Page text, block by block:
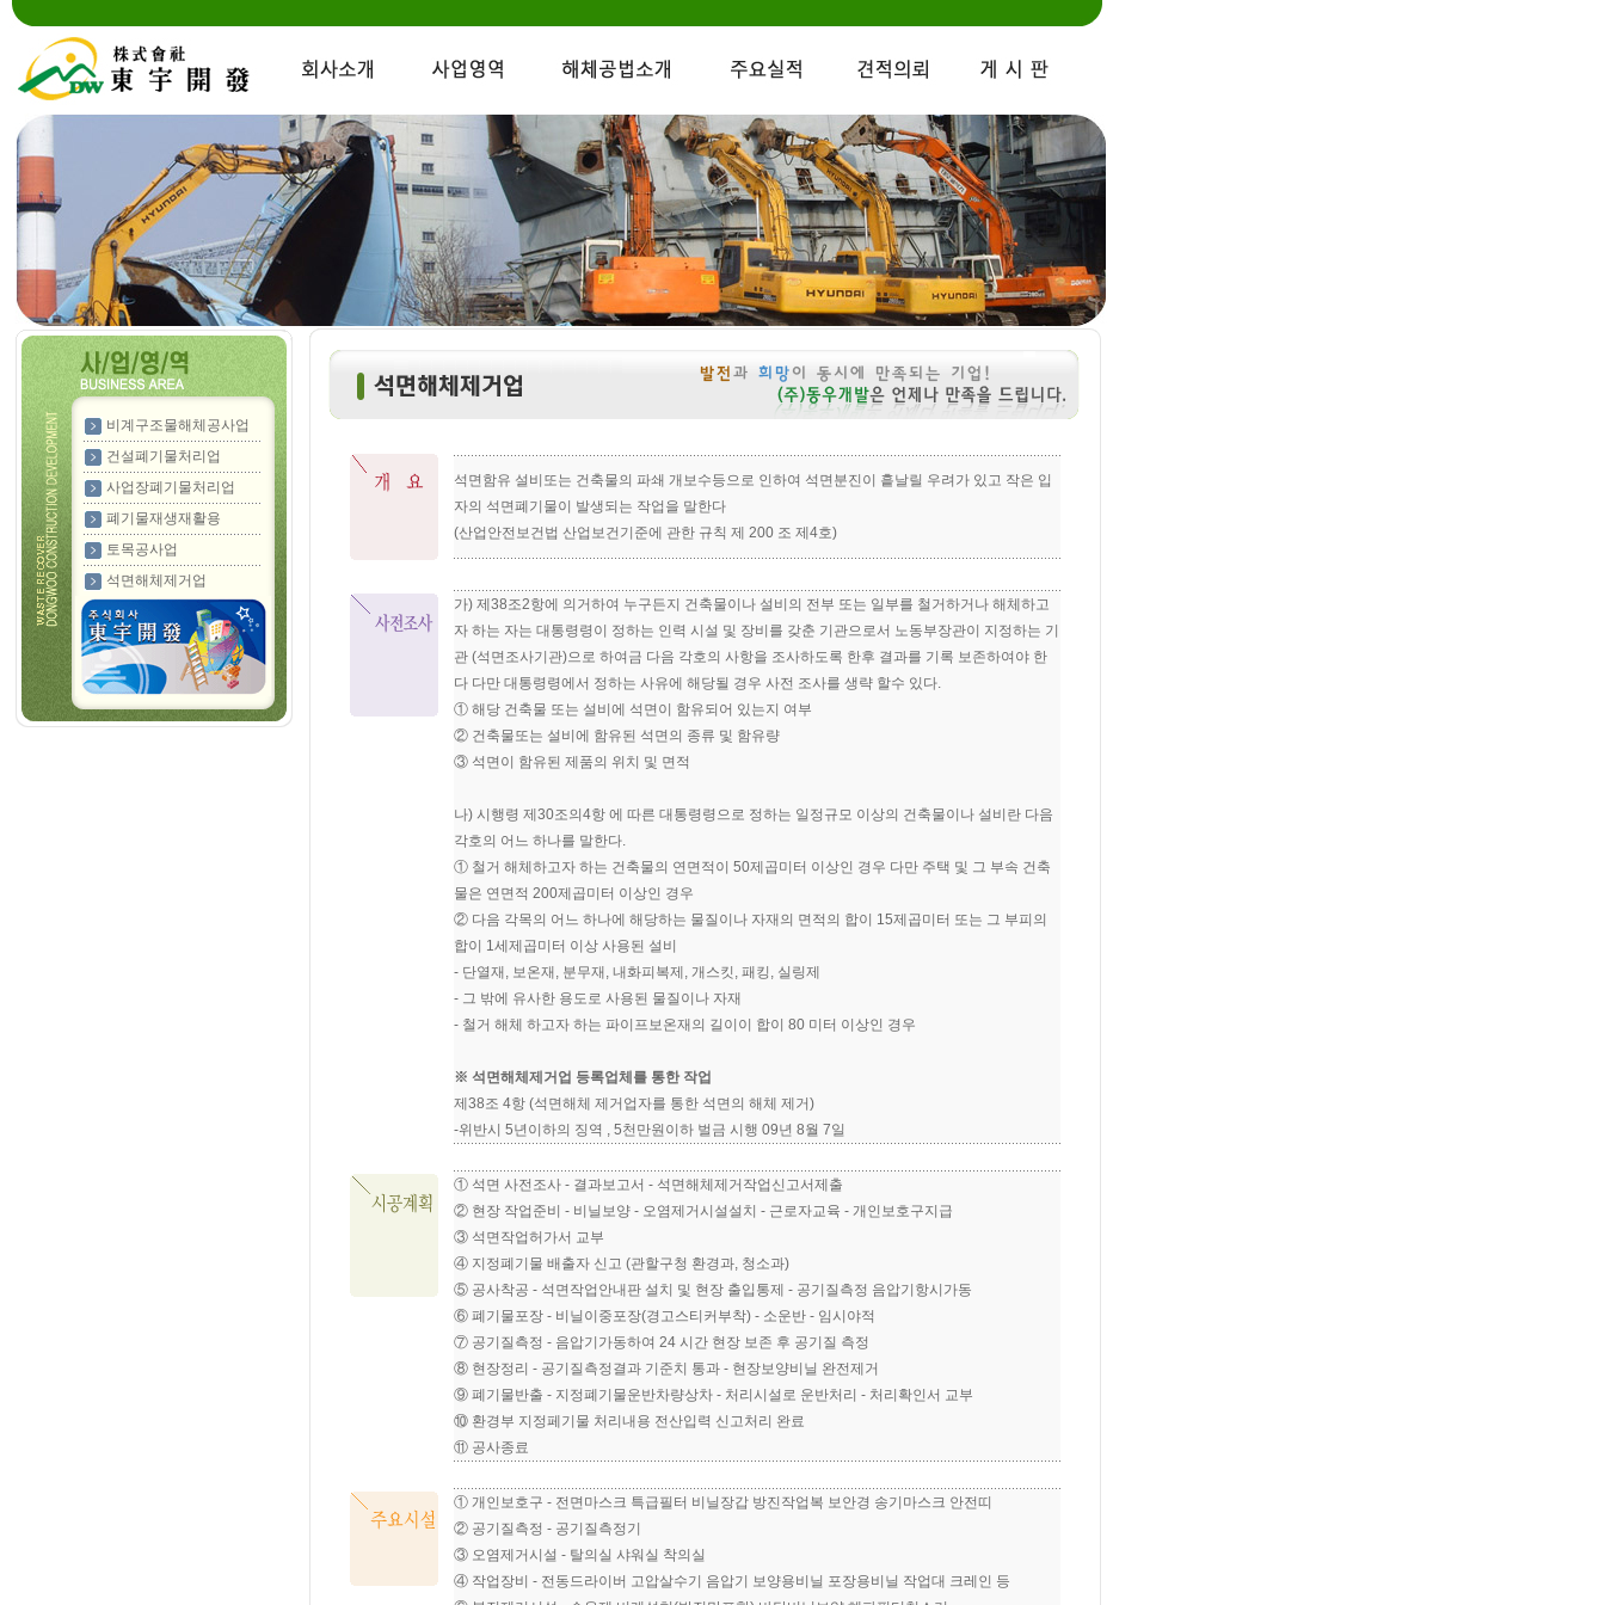
비계구조물해체공사업
건설폐기물처리업
사업장폐기물처리업
폐기물재생재활용
토목공사업
석면해체제거업
석면함유 설비또는 건축물의 파쇄 개보수등으로 인하여 석면분진이 흩날릴 우려가 있고 작은 입
자의 석면폐기물이 발생되는 작업을 말한다
(산업안전보건법 산업보건기준에 관한 규칙 제 200 조 제4호)
가) 제38조2항에 의거하여 누구든지 건축물이나 설비의 전부 또는 일부를 철거하거나 해체하고
자 하는 자는 대통령령이 정하는 인력 시설 및 장비를 갖춘 기관으로서 노동부장관이 지정하는 기
관 (석면조사기관)으로 하여금 다음 각호의 사항을 조사하도록 한후 결과를 기록 보존하여야 한
다 다만 대통령령에서 정하는 사유에 해당될 경우 사전 조사를 생략 할수 있다.
① 해당 건축물 또는 설비에 석면이 함유되어 있는지 여부
② 건축물또는 설비에 함유된 석면의 종류 및 함유량
③ 석면이 함유된 제품의 위치 및 면적
나) 시행령 제30조의4항 에 따른 대통령령으로 정하는 일정규모 이상의 건축물이나 설비란 다음
각호의 어느 하나를 말한다.
① 철거 해체하고자 하는 건축물의 연면적이 50제곱미터 이상인 경우 다만 주택 및 그 부속 건축
물은 연면적 200제곱미터 이상인 경우
② 다음 각목의 어느 하나에 해당하는 물질이나 자재의 면적의 합이 15제곱미터 또는 그 부피의
합이 1세제곱미터 이상 사용된 설비
- 단열재, 보온재, 분무재, 내화피복제, 개스킷, 패킹, 실링제
- 그 밖에 유사한 용도로 사용된 물질이나 자재
- 철거 해체 하고자 하는 파이프보온재의 길이이 합이 80 미터 이상인 경우
※ 석면해체제거업 등록업체를 통한 작업
제38조 4항 (석면해체 제거업자를 통한 석면의 해체 제거)
-위반시 5년이하의 징역 , 5천만원이하 벌금 시행 09년 8월 7일
① 석면 사전조사 - 결과보고서 - 석면해체제거작업신고서제출
② 현장 작업준비 - 비닐보양 - 오염제거시설설치 - 근로자교육 - 개인보호구지급
③ 석면작업허가서 교부
④ 지정폐기물 배출자 신고 (관할구청 환경과, 청소과)
⑤ 공사착공 - 석면작업안내판 설치 및 현장 출입통제 - 공기질측정 음압기항시가동
⑥ 폐기물포장 - 비닐이중포장(경고스티커부착) - 소운반 - 임시야적
⑦ 공기질측정 - 음압기가동하여 24 시간 현장 보존 후 공기질 측정
⑧ 현장정리 - 공기질측정결과 기준치 통과 - 현장보양비닐 완전제거
⑨ 폐기물반출 - 지정폐기물운반차량상차 - 처리시설로 운반처리 - 처리확인서 교부
⑩ 환경부 지정페기물 처리내용 전산입력 신고처리 완료
⑪ 공사종료
① 개인보호구 - 전면마스크 특급필터 비닐장갑 방진작업복 보안경 송기마스크 안전띠
② 공기질측정 - 공기질측정기
③ 오염제거시설 - 탈의실 샤워실 착의실
④ 작업장비 - 전동드라이버 고압살수기 음압기 보양용비닐 포장용비닐 작업대 크레인 등